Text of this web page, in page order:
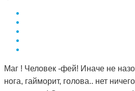
Маг ! Человек -фей! Иначе не
нога, гайморит, голова.. нет